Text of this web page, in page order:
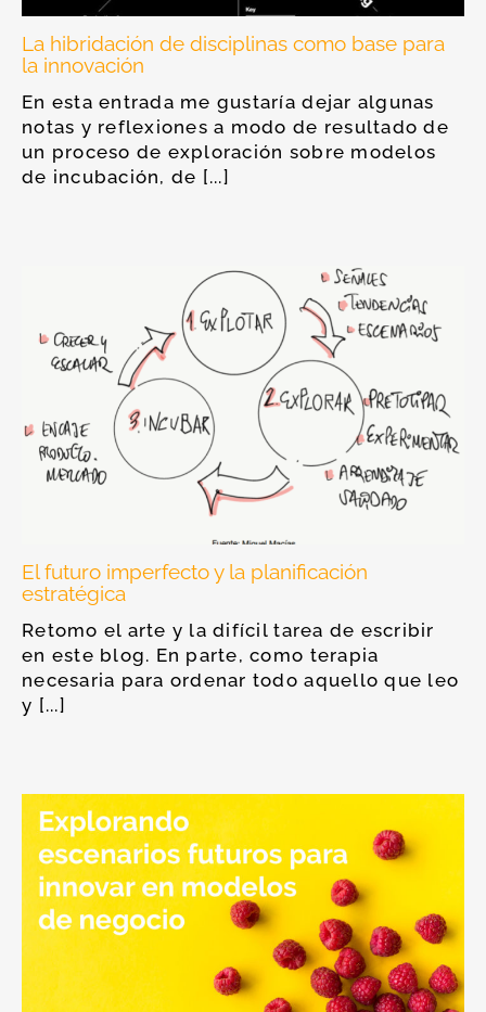
La hibridación de disciplinas como base para
la innovación
En esta entrada me gustaría dejar algunas
notas y reflexiones a modo de resultado de
un proceso de exploración sobre modelos
de incubación, de [...]
El futuro imperfecto y la planificación
estratégica
Retomo el arte y la difícil tarea de escribir
en este blog. En parte, como terapia
necesaria para ordenar todo aquello que leo
y [...]